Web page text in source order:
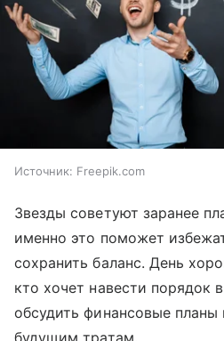
Источник: Freepik.com
Звезды советуют заранее
именно это поможет
сохранить баланс. День
кто хочет навести порядок
обсудить финансовые планы